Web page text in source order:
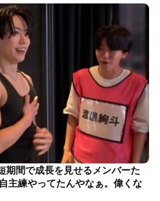
間で成長を見せるメンバーた
主練やってたんやなぁ。偉くな